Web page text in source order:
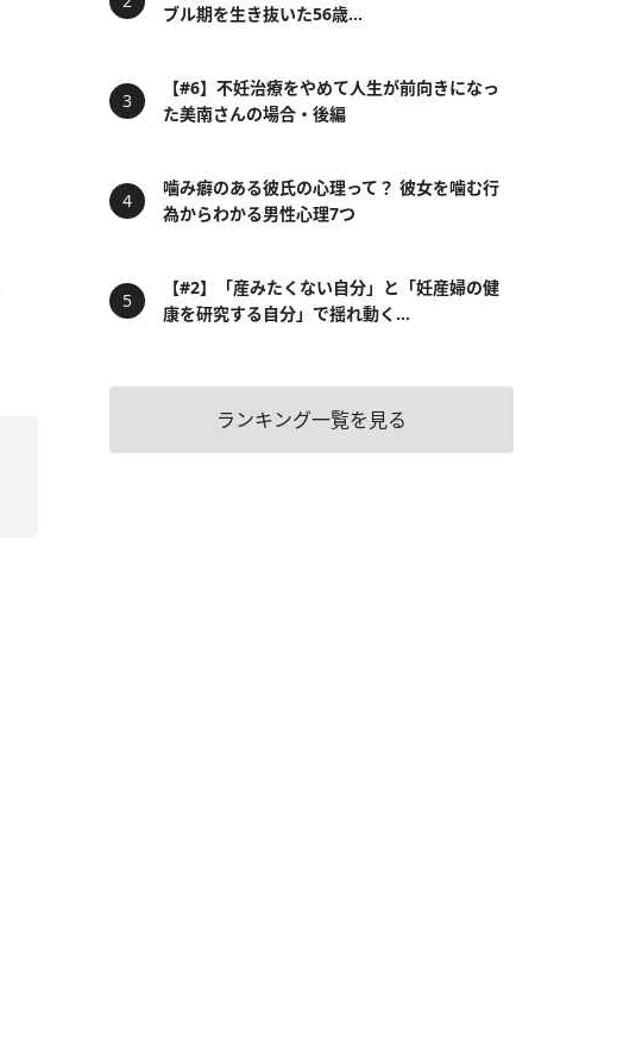
ブル期を生き抜いた56歳...
【#6】不妊治療をやめて人生が前向きになっ
た美南さんの場合・後編
噛み癖のある彼氏の心理って？ 彼女を噛む行
為からわかる男性心理7つ
【#2】「産みたくない自分」と「妊産婦の健
康を研究する自分」で揺れ動く...
ランキング一覧を見る